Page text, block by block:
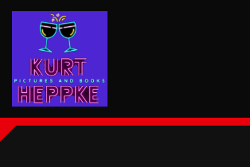
Inhalt
springen